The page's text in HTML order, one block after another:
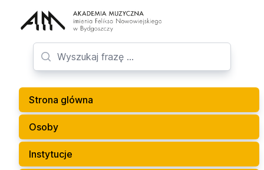
Strona glówna
Osoby
Instytucje